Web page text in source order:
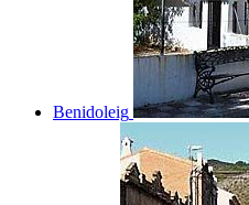
Benidoleig